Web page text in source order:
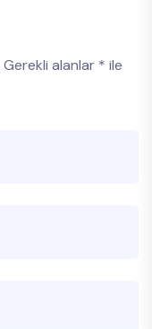
Gerekli alanlar * ile